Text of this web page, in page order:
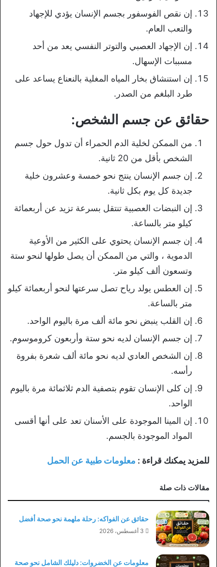
إن نقص الفوسفور بجسم الإنسان يؤدي للإجهاد
والتعب العام.
إن الإجهاد العصبي والتوتر النفسي يعد من أحد
مسببات الإسهال.
إن استنشاق بخار المياه المغلية بالنعناع يساعد على
طرد البلغم من الصدر.
حقائق عن جسم الشخص:
من الممكن لخلية الدم الحمراء أن تدول حول جسم
الشخص بأقل من 20 ثانية.
إن جسم الإنسان ينتج نحو خمسة وعشرون خلية
جديدة كل يوم بكل ثانية.
إن النبضات العصبية تنتقل بسرعة تزيد عن أربعمائة
كيلو متر بالساعة.
إن جسم الإنسان يحتوي على الكثير من الأوعية
الدموية ، والتي من الممكن أن يصل طولها لنحو ستة
وتسعون ألف كيلو متر.
إن العطس يولد رياح تصل سرعتها لنحو أربعمائة كيلو
متر بالساعة.
إن القلب ينبض نحو مائة ألف مرة باليوم الواحد.
إن جسم الإنسان لديه نحو ستة وأربعون كروموسوم.
إن الشخص العادي لديه نحو مائة ألف شعرة بفروة
رأسه.
إن كلى الإنسان تقوم بتصفية الدم ثلاثمائة مرة باليوم
الواحد.
إن المينا الموجودة على الأسنان تعد على أنها أقسى
المواد الموجودة بالجسم.
للمزيد يمكنك قراءة : معلومات طبية عن الحمل
مقالات ذات صلة
حقائق عن الفواكه: رحلة ملهمة نحو صحة أفضل
3 أغسطس، 2026
معلومات عن الخضروات: دليلك الشامل نحو صحة